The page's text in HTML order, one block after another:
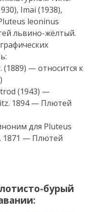
Imai (1938),
leoninus
львино-жёлтый.
(1889) — относится к
(1943) —
1894 — Плютей
для Pluteus
1871 — Плютей
бурый